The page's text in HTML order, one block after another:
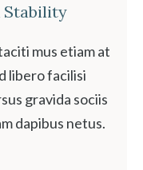
Stability
mus etiam at
libero facilisi
gravida sociis
dapibus netus.